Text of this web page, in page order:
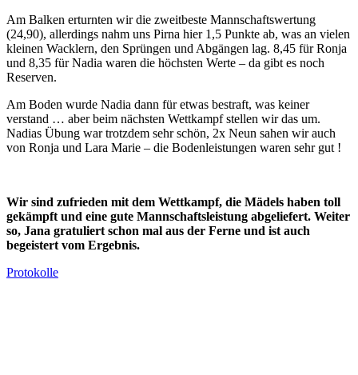
Am Balken erturnten wir die zweitbeste Mannschaftswertung
(24,90), allerdings nahm uns Pirna hier 1,5 Punkte ab, was an vielen
kleinen Wacklern, den Sprüngen und Abgängen lag. 8,45 für Ronja
und 8,35 für Nadia waren die höchsten Werte – da gibt es noch
Reserven.
Am Boden wurde Nadia dann für etwas bestraft, was keiner
verstand … aber beim nächsten Wettkampf stellen wir das um.
Nadias Übung war trotzdem sehr schön, 2x Neun sahen wir auch
von Ronja und Lara Marie – die Bodenleistungen waren sehr gut !
Wir sind zufrieden mit dem Wettkampf, die Mädels haben toll
gekämpft und eine gute Mannschaftsleistung abgeliefert. Weiter
so, Jana gratuliert schon mal aus der Ferne und ist auch
begeistert vom Ergebnis.
Protokolle